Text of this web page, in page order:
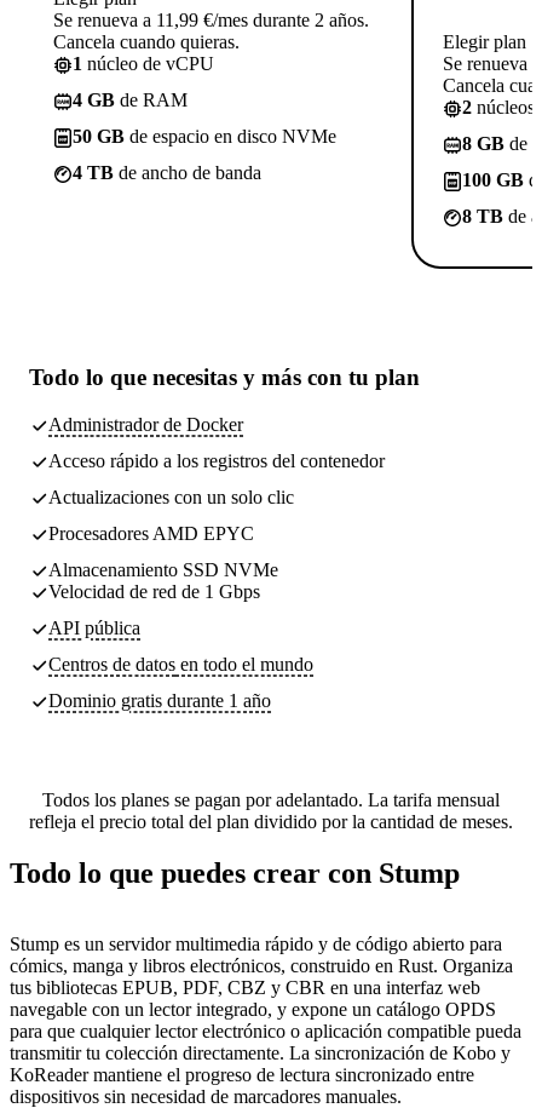
Se renueva a 11,99 €/mes durante 2 años.
Cancela cuando quieras.
1 núcleo de vCPU
4 GB de RAM
50 GB de espacio en disco NVMe
4 TB de ancho de banda
Elegir plan
Se renueva
Cancela
2 núcleos
8 GB de
100 GB
8 TB de
Todo lo que necesitas y más con tu plan
Administrador de Docker
Acceso rápido a los registros del contenedor
Actualizaciones con un solo clic
Procesadores AMD EPYC
Almacenamiento SSD NVMe
Velocidad de red de 1 Gbps
API pública
Centros de datos en todo el mundo
Dominio gratis durante 1 año
Todos los planes se pagan por adelantado. La tarifa mensual
refleja el precio total del plan dividido por la cantidad de meses.
Todo lo que puedes crear con Stump
Stump es un servidor multimedia rápido y de código abierto para
cómics, manga y libros electrónicos, construido en Rust. Organiza
tus bibliotecas EPUB, PDF, CBZ y CBR en una interfaz web
navegable con un lector integrado, y expone un catálogo OPDS
para que cualquier lector electrónico o aplicación compatible pueda
transmitir tu colección directamente. La sincronización de Kobo y
KoReader mantiene el progreso de lectura sincronizado entre
dispositivos sin necesidad de marcadores manuales.